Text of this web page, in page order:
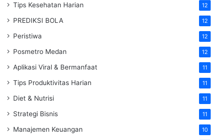
Tips Kesehatan Harian 12
PREDIKSI BOLA 12
Peristiwa 12
Posmetro Medan 12
Aplikasi Viral & Bermanfaat 11
Tips Produktivitas Harian 11
Diet & Nutrisi 11
Strategi Bisnis 11
Manajemen Keuangan 10